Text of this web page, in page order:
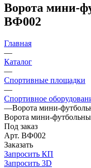
Ворота мини-
ВФ002
Главная
—
Каталог
—
Спортивные площадки
—
Спортивное
—Ворота мини-
Ворота мини-
Под заказ
Арт. ВФ002
Заказать
Запросить КП
Запросить 3D